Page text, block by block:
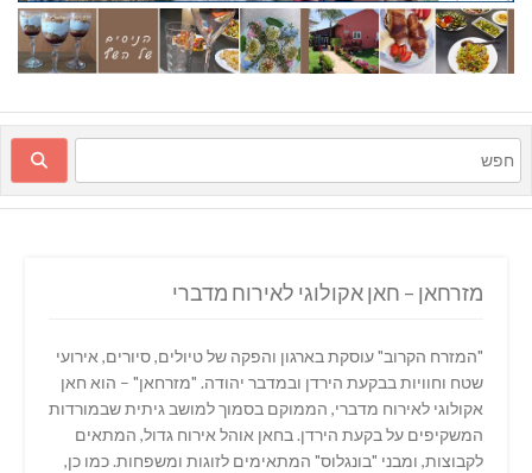
מזרחאן – חאן אקולוגי לאירוח מדברי
"המזרח הקרוב" עוסקת בארגון והפקה של טיולים, סיורים, אירועי
שטח וחוויות בבקעת הירדן ובמדבר יהודה. "מזרחאן" – הוא חאן
אקולוגי לאירוח מדברי, הממוקם בסמוך למושב גיתית שבמורדות
המשקיפים על בקעת הירדן. בחאן אוהל אירוח גדול, המתאים
לקבוצות, ומבני "בונגלוס" המתאימים לזוגות ומשפחות. כמו כן,